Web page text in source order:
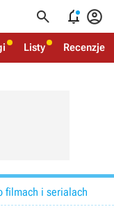
  
Listy Recenzje
filmach i serialach